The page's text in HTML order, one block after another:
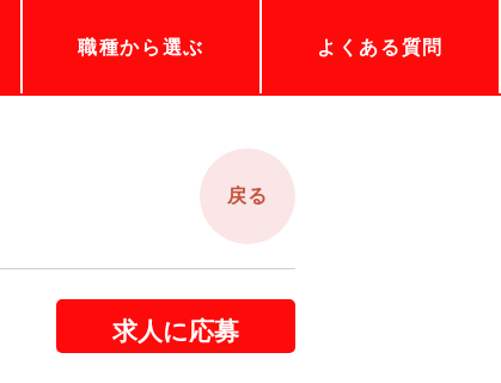
職種から選ぶ よくある質問
戻る